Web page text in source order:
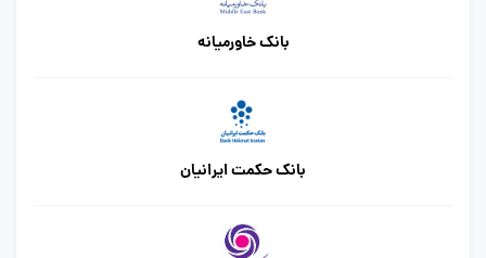
بانک خاورمیانه
بانک حکمت ایرانیان